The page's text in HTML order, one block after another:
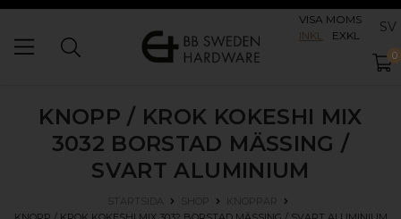
VISA MOMS
INKL
EXKL SV
0
KNOPP / KROK KOKESHI MIX
3032 BORSTAD MÄSSING /
SVART ALUMINIUM
STARTSIDA SHOP
KNOPPAR